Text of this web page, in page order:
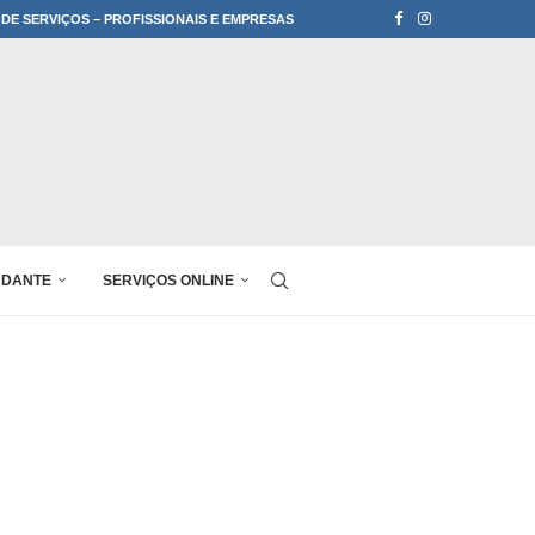
SERVIÇOS – PROFISSIONAIS E EMPRESAS
SERVIÇOS ONLINE